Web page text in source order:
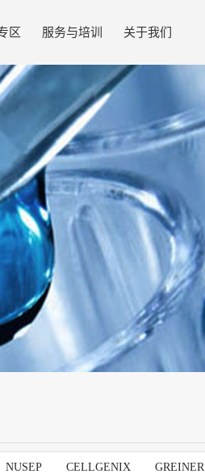
区 服务与培训 关于我们
NUSEP CELLGENIX GREINER